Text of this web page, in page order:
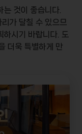
는 것이 좋습니다.
가 달칠 수 있으므
하시기 바랍니다. 도
더욱 특별하게
만